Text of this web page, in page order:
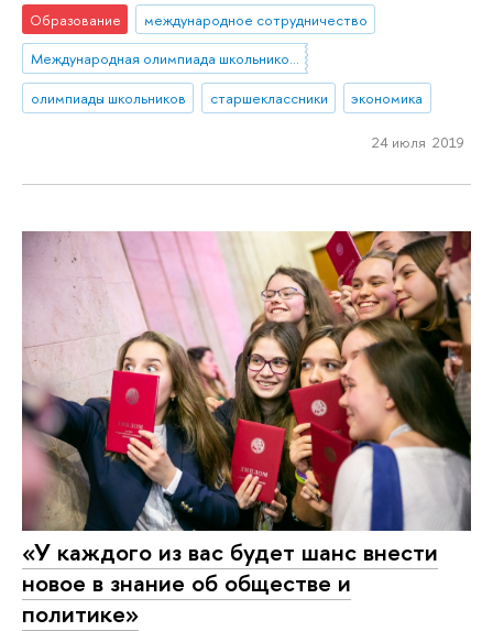
Образование
международное сотрудничество
Международная олимпиада школьников по экономике
олимпиады школьников
старшеклассники экономика
24 июля 2019
«У каждого из вас будет шанс внести
новое в знание об обществе и
политике»